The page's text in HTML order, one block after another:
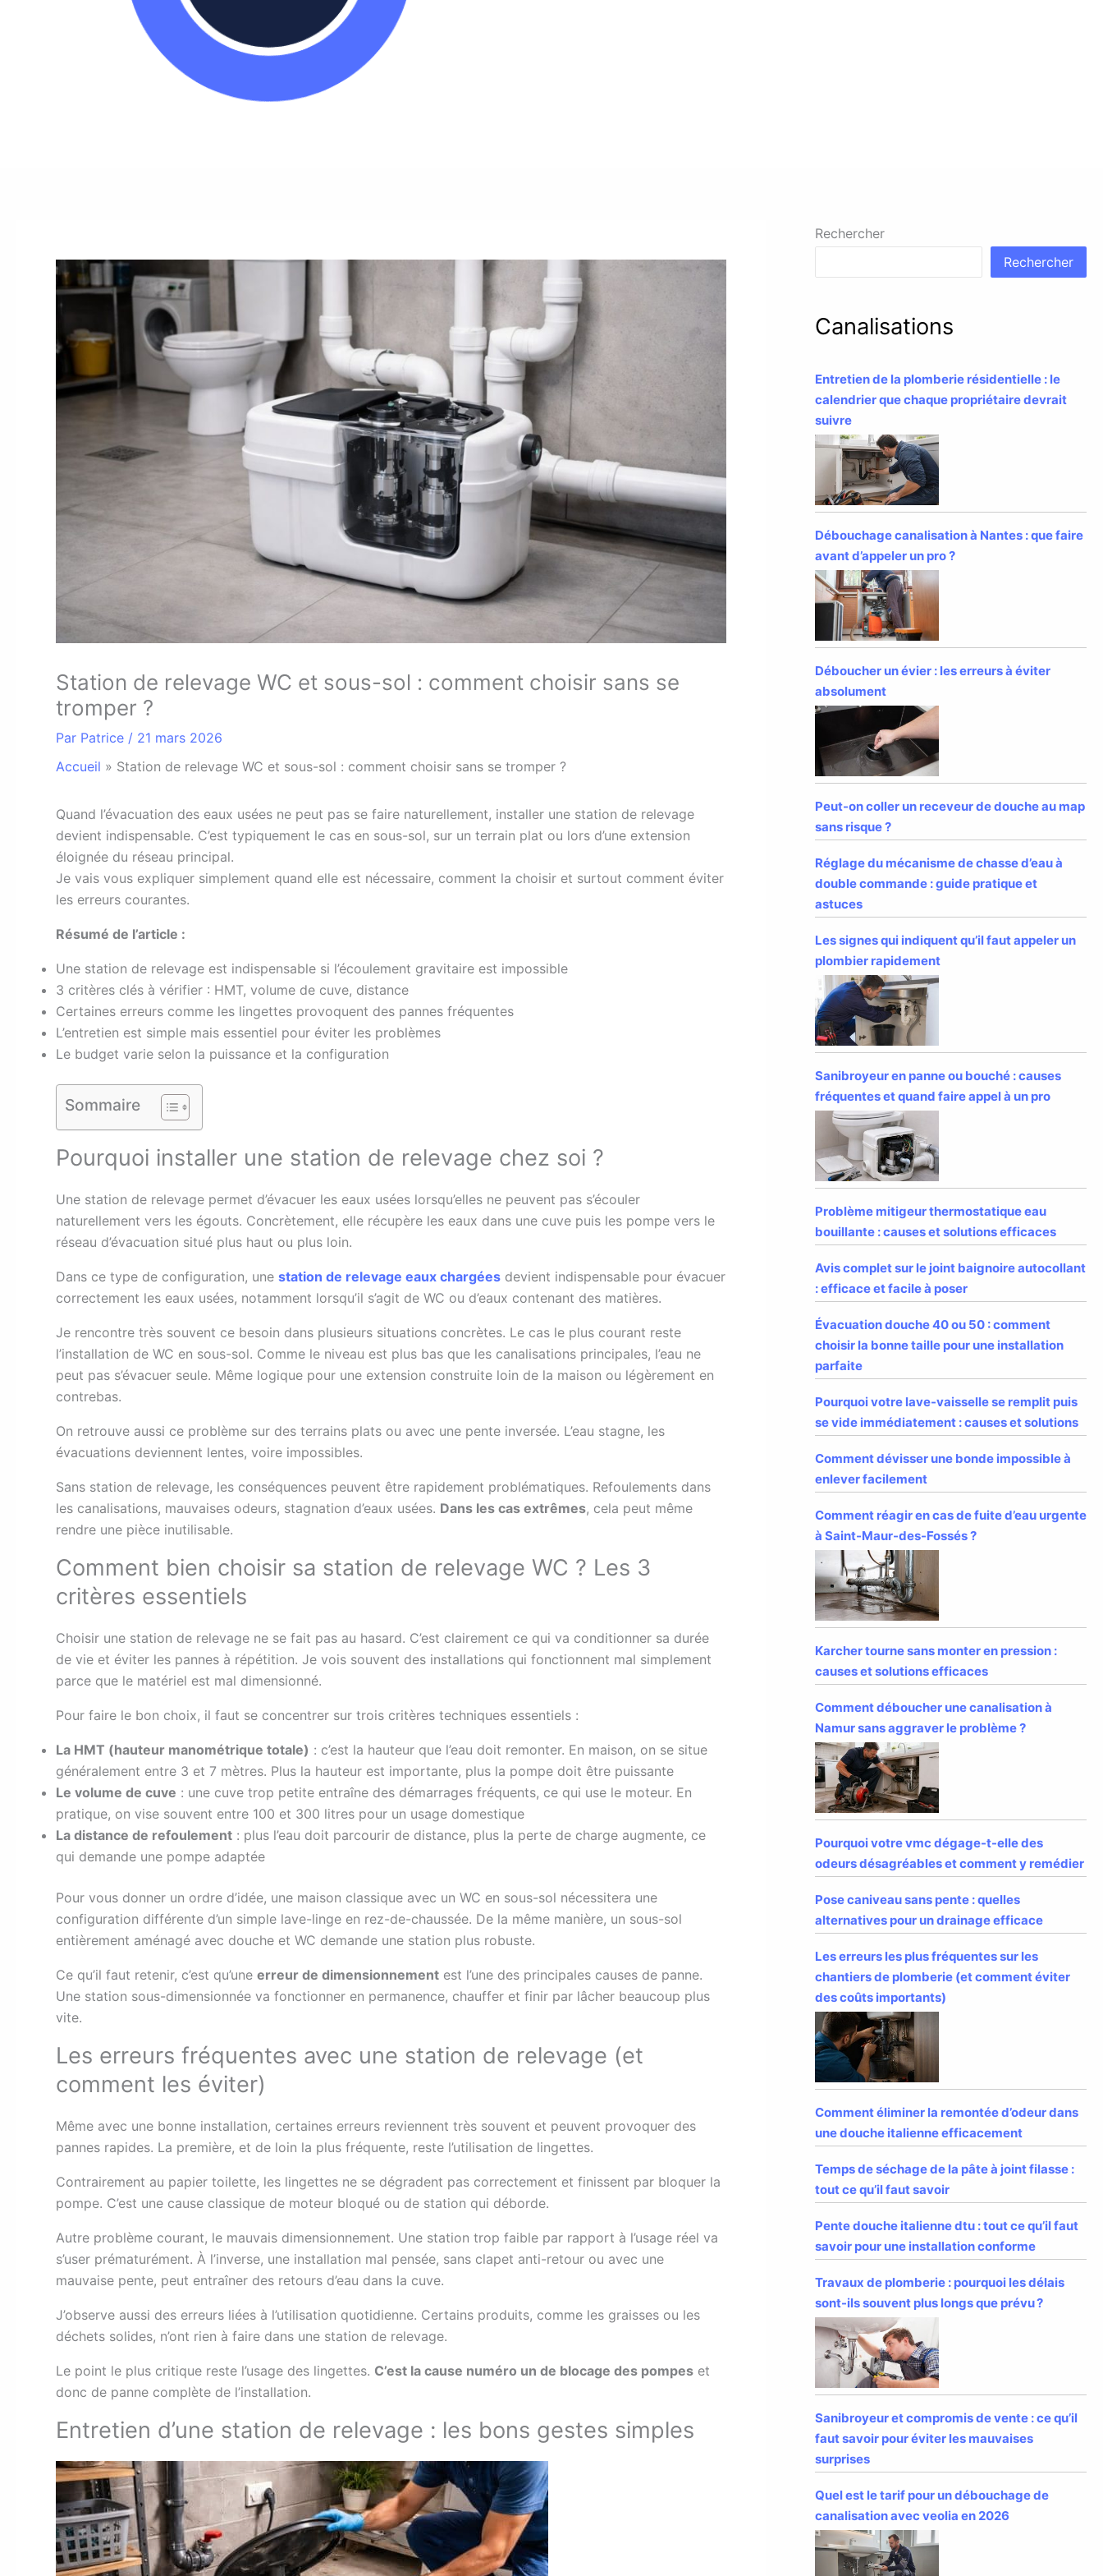
Station de relevage WC et sous-sol : comment choisir sans se
tromper ?
Par Patrice / 21 mars 2026
Accueil » Station de relevage WC et sous-sol : comment choisir sans se tromper ?
Quand l’évacuation des eaux usées ne peut pas se faire naturellement, installer une station de relevage
devient indispensable. C’est typiquement le cas en sous-sol, sur un terrain plat ou lors d’une extension
éloignée du réseau principal.
Je vais vous expliquer simplement quand elle est nécessaire, comment la choisir et surtout comment éviter
les erreurs courantes.
Résumé de l’article :
Une station de relevage est indispensable si l’écoulement gravitaire est impossible
3 critères clés à vérifier : HMT, volume de cuve, distance
Certaines erreurs comme les lingettes provoquent des pannes fréquentes
L’entretien est simple mais essentiel pour éviter les problèmes
Le budget varie selon la puissance et la configuration
Sommaire
Pourquoi installer une station de relevage chez soi ?
Une station de relevage permet d’évacuer les eaux usées lorsqu’elles ne peuvent pas s’écouler
naturellement vers les égouts. Concrètement, elle récupère les eaux dans une cuve puis les pompe vers le
réseau d’évacuation situé plus haut ou plus loin.
Dans ce type de configuration, une station de relevage eaux chargées devient indispensable pour évacuer
correctement les eaux usées, notamment lorsqu’il s’agit de WC ou d’eaux contenant des matières.
Je rencontre très souvent ce besoin dans plusieurs situations concrètes. Le cas le plus courant reste
l’installation de WC en sous-sol. Comme le niveau est plus bas que les canalisations principales, l’eau ne
peut pas s’évacuer seule. Même logique pour une extension construite loin de la maison ou légèrement en
contrebas.
On retrouve aussi ce problème sur des terrains plats ou avec une pente inversée. L’eau stagne, les
évacuations deviennent lentes, voire impossibles.
Sans station de relevage, les conséquences peuvent être rapidement problématiques. Refoulements dans
les canalisations, mauvaises odeurs, stagnation d’eaux usées. Dans les cas extrêmes, cela peut même
rendre une pièce inutilisable.
Comment bien choisir sa station de relevage WC ? Les 3
critères essentiels
Choisir une station de relevage ne se fait pas au hasard. C’est clairement ce qui va conditionner sa durée
de vie et éviter les pannes à répétition. Je vois souvent des installations qui fonctionnent mal simplement
parce que le matériel est mal dimensionné.
Pour faire le bon choix, il faut se concentrer sur trois critères techniques essentiels :
La HMT (hauteur manométrique totale) : c’est la hauteur que l’eau doit remonter. En maison, on se situe
généralement entre 3 et 7 mètres. Plus la hauteur est importante, plus la pompe doit être puissante
Le volume de cuve : une cuve trop petite entraîne des démarrages fréquents, ce qui use le moteur. En
pratique, on vise souvent entre 100 et 300 litres pour un usage domestique
La distance de refoulement : plus l’eau doit parcourir de distance, plus la perte de charge augmente, ce
qui demande une pompe adaptée
Pour vous donner un ordre d’idée, une maison classique avec un WC en sous-sol nécessitera une
configuration différente d’un simple lave-linge en rez-de-chaussée. De la même manière, un sous-sol
entièrement aménagé avec douche et WC demande une station plus robuste.
Ce qu’il faut retenir, c’est qu’une erreur de dimensionnement est l’une des principales causes de panne.
Une station sous-dimensionnée va fonctionner en permanence, chauffer et finir par lâcher beaucoup plus
vite.
Les erreurs fréquentes avec une station de relevage (et
comment les éviter)
Même avec une bonne installation, certaines erreurs reviennent très souvent et peuvent provoquer des
pannes rapides. La première, et de loin la plus fréquente, reste l’utilisation de lingettes.
Contrairement au papier toilette, les lingettes ne se dégradent pas correctement et finissent par bloquer la
pompe. C’est une cause classique de moteur bloqué ou de station qui déborde.
Autre problème courant, le mauvais dimensionnement. Une station trop faible par rapport à l’usage réel va
s’user prématurément. À l’inverse, une installation mal pensée, sans clapet anti-retour ou avec une
mauvaise pente, peut entraîner des retours d’eau dans la cuve.
J’observe aussi des erreurs liées à l’utilisation quotidienne. Certains produits, comme les graisses ou les
déchets solides, n’ont rien à faire dans une station de relevage.
Le point le plus critique reste l’usage des lingettes. C’est la cause numéro un de blocage des pompes et
donc de panne complète de l’installation.
Entretien d’une station de relevage : les bons gestes simples
Rechercher
Rechercher
Canalisations
Entretien de la plomberie résidentielle : le
calendrier que chaque propriétaire devrait
suivre
Débouchage canalisation à Nantes : que faire
avant d’appeler un pro ?
Déboucher un évier : les erreurs à éviter
absolument
Peut-on coller un receveur de douche au map
sans risque ?
Réglage du mécanisme de chasse d’eau à
double commande : guide pratique et
astuces
Les signes qui indiquent qu’il faut appeler un
plombier rapidement
Sanibroyeur en panne ou bouché : causes
fréquentes et quand faire appel à un pro
Problème mitigeur thermostatique eau
bouillante : causes et solutions efficaces
Avis complet sur le joint baignoire autocollant
: efficace et facile à poser
Évacuation douche 40 ou 50 : comment
choisir la bonne taille pour une installation
parfaite
Pourquoi votre lave-vaisselle se remplit puis
se vide immédiatement : causes et solutions
Comment dévisser une bonde impossible à
enlever facilement
Comment réagir en cas de fuite d’eau urgente
à Saint-Maur-des-Fossés ?
Karcher tourne sans monter en pression :
causes et solutions efficaces
Comment déboucher une canalisation à
Namur sans aggraver le problème ?
Pourquoi votre vmc dégage-t-elle des
odeurs désagréables et comment y remédier
Pose caniveau sans pente : quelles
alternatives pour un drainage efficace
Les erreurs les plus fréquentes sur les
chantiers de plomberie (et comment éviter
des coûts importants)
Comment éliminer la remontée d’odeur dans
une douche italienne efficacement
Temps de séchage de la pâte à joint filasse :
tout ce qu’il faut savoir
Pente douche italienne dtu : tout ce qu’il faut
savoir pour une installation conforme
Travaux de plomberie : pourquoi les délais
sont-ils souvent plus longs que prévu ?
Sanibroyeur et compromis de vente : ce qu’il
faut savoir pour éviter les mauvaises
surprises
Quel est le tarif pour un débouchage de
canalisation avec veolia en 2026